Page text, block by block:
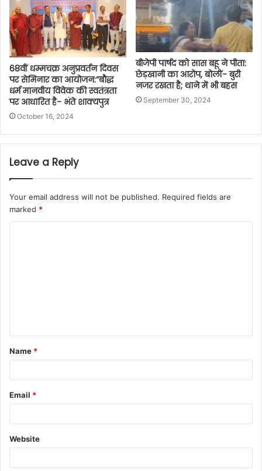
68वीं धम्मचक्र अनुप्रवर्तन दिवस
पर सेमिनार का आयोजन:”बौद्ध
धर्म मानवीय विवेक की स्वतंत्रता
पर आधारित है- भंते शाक्यपुत्र
October 16, 2024
बीजेपी पार्षद को सास बहू ने पीता:
छेड़खानी का आरोप, बोलीं- बुरी
नजर रखता है; थाने में भी बहस
September 30, 2024
Leave a Reply
Your email address will not be published. Required fields are
marked *
t
*
Name *
Email *
Website